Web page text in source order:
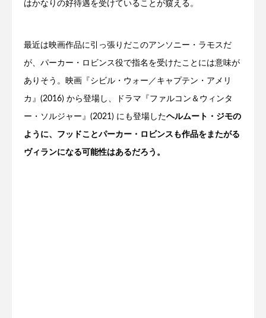
はかなりの好待遇を受けていることが窺える。
最近は映画作品に引っ張りだこのアンソニー・ラモスだ
が、パーカー・ロビンス役で指名を受けたことには意味が
ありそう。映画『シビル・ウォー／キャプテン・アメリ
カ』(2016) から登場し、ドラマ『ファルコン＆ウィンタ
ー・ソルジャー』(2021) にも登場したヘルムート・ジモの
ように、フッドことパーカー・ロビンスも作品をまたがる
ヴィランになる可能性はあるだろう。